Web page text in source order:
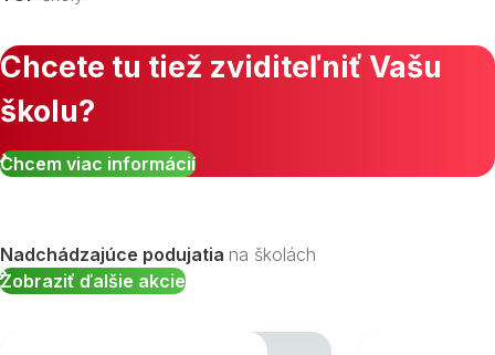
Zobraziť všetky študijné odbory »
Chcete tu tiež zviditeľniť Vašu
školu?
Chcem viac informácií
Nadchádzajúce podujatia na školách
Zobraziť ďalšie akcie